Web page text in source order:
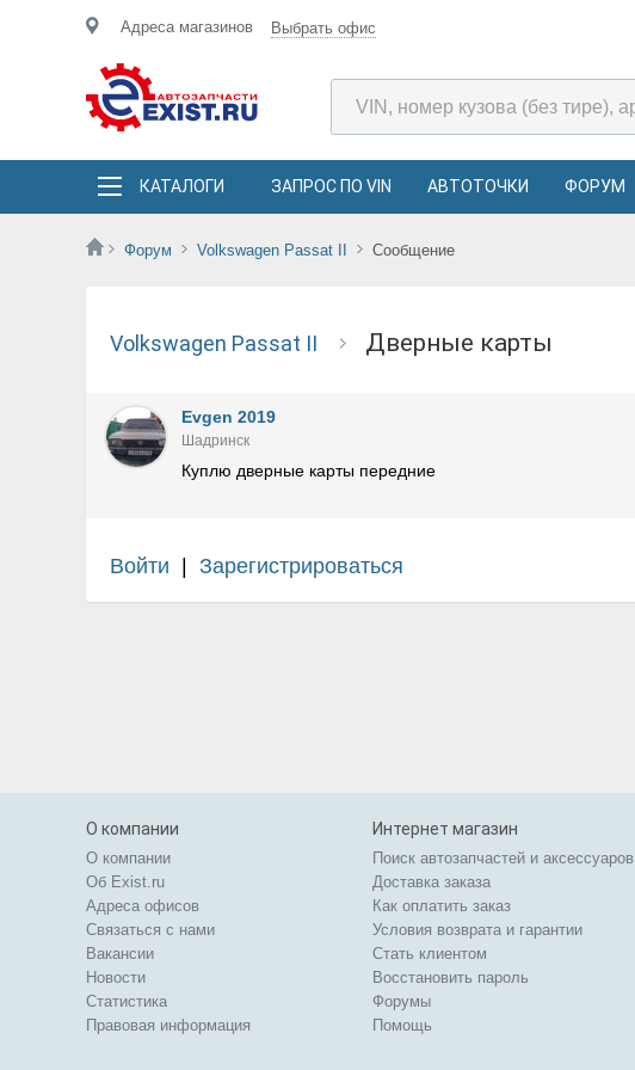
Адреса магазинов Выбрать офис
КАТАЛОГИ ЗАПРОС ПО VIN АВТОТОЧКИ ФОРУМ
Форум Volkswagen Passat II Сообщение
Volkswagen Passat II Дверные карты
Evgen 2019
Шадринск
Куплю дверные карты передние
Войти Зарегистрироваться
О компании
О компании
Об Exist.ru
Адреса офисов
Связаться с нами
Вакансии
Новости
Статистика
Правовая информация
Интернет магазин
Поиск автозапчастей и аксессуаров
Доставка заказа
Как оплатить заказ
Условия возврата и гарантии
Стать клиентом
Восстановить пароль
Форумы
Помощь